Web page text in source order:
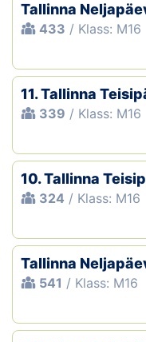
Tallinna
433 / Klass: M16
11. Tallinna
339 / Klass: M16
10. Tallinna
324 / Klass: M16
Tallinna
541 / Klass: M16